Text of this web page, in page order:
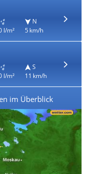
l/m²
N
5 km/h
l/m²
S
11 km/h
im Überblick